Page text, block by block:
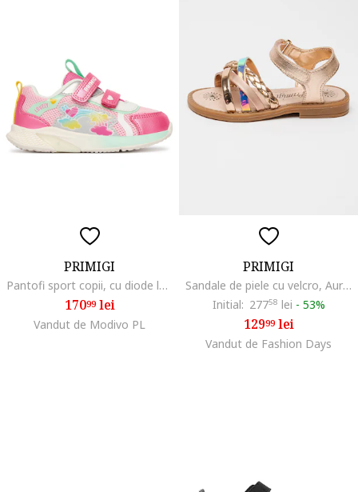
PRIMIGI
Pantofi sport copii, cu diode luminoase, multicolor, material textil
17099lei
Vandut de Modivo PL
PRIMIGI
Sandale de piele cu velcro, Auriu rose/Caramel
Initial: 27758 lei - 53%
12999lei
Vandut de Fashion Days